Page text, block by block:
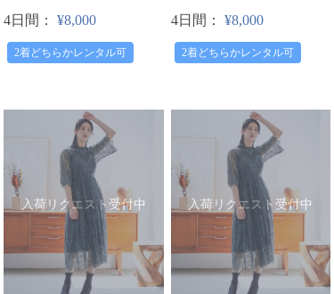
4日間： ¥8,000
2着どちらかレンタル可
4日間： ¥8,000
2着どちらかレンタル可
入荷リクエスト受付中 入荷リクエスト受付中